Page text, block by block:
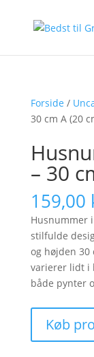
Forside /
30 cm A (20
– 30
159,00
Husnummer
stilfulde
og højden 30
varierer lidt i
både pynter
Køb